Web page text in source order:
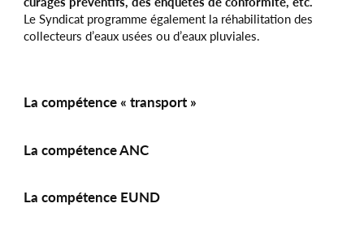
Le Syndicat programme également la réhabilitation des
collecteurs d’eaux usées ou d’eaux pluviales.
La compétence « transport »
La compétence ANC
La compétence EUND